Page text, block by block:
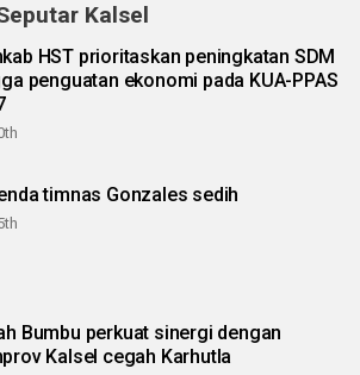
Kalsel
HST prioritaskan peningkatan SDM
penguatan ekonomi pada KUA-PPAS
timnas Gonzales sedih
Bumbu perkuat sinergi dengan
Kalsel cegah Karhutla